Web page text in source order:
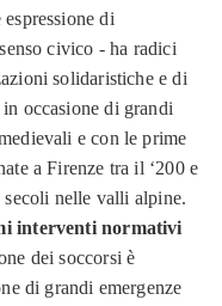
di
civico - ha radici
solidaristiche e di
occasione di grandi
e con le prime
a Firenze tra il ‘200 e
nelle valli alpine.
interventi normativi
dei soccorsi è
di grandi emergenze